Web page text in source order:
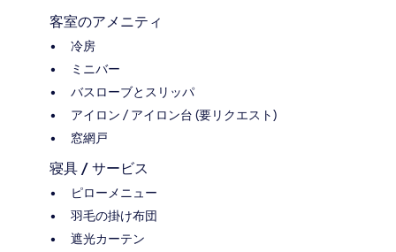
客室のアメニティ
冷房
ミニバー
バスローブとスリッパ
アイロン / アイロン台 (要リクエスト)
窓網戸
寝具 / サービス
ピローメニュー
羽毛の掛け布団
遮光カーテン